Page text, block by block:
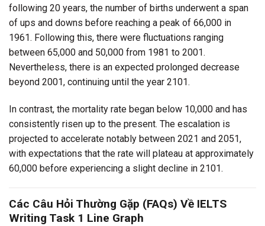
following 20 years, the number of births underwent a span
of ups and downs before reaching a peak of 66,000 in
1961. Following this, there were fluctuations ranging
between 65,000 and 50,000 from 1981 to 2001.
Nevertheless, there is an expected prolonged decrease
beyond 2001, continuing until the year 2101.
In contrast, the mortality rate began below 10,000 and has
consistently risen up to the present. The escalation is
projected to accelerate notably between 2021 and 2051,
with expectations that the rate will plateau at approximately
60,000 before experiencing a slight decline in 2101.
Các Câu Hỏi Thường Gặp (FAQs) Về IELTS
Writing Task 1 Line Graph